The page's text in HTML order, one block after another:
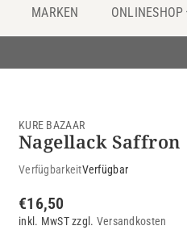
MARKEN ONLINESHOP
KURE BAZAAR
Nagellack Saffron
VerfügbarkeitVerfügbar
Normaler
Preis
€16,50
inkl. MwST zzgl. Versandkosten